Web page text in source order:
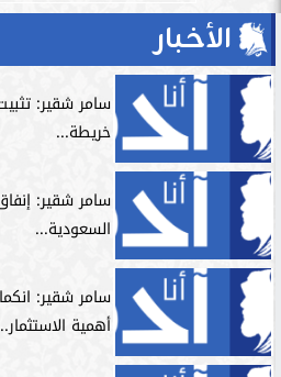
الأخبار
سامر شقير:
خريطة...
سامر شقير:
السعودية...
سامر شقير:
أهمية